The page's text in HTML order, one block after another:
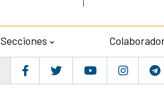
Secciones